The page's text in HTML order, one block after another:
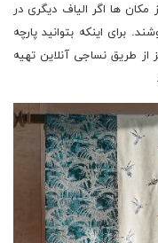
ها اگر الیاف دیگری در
برای اینکه بتوانید پارچه
از طریق نساجی آنلاین تهیه